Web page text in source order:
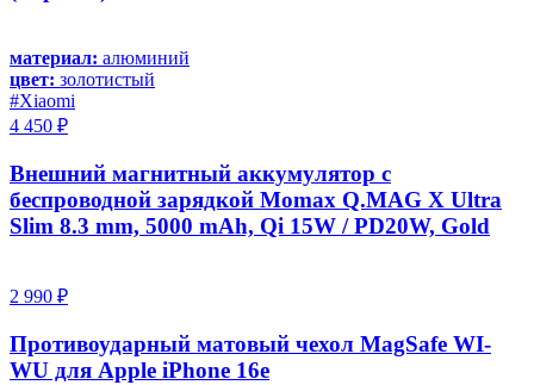
материал: алюминий
цвет: золотистый
#Xiaomi
4 450 ₽
Внешний магнитный аккумулятор с
беспроводной зарядкой Momax Q.MAG X Ultra
Slim 8.3 mm, 5000 mAh, Qi 15W / PD20W, Gold
2 990 ₽
Противоударный матовый чехол MagSafe WI-
WU для Apple iPhone 16e